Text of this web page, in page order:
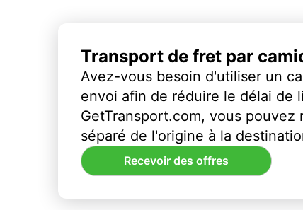
Transport de fret par
Avez-vous besoin d'utiliser un
envoi afin de réduire le délai de
GetTransport.com, vous pouvez
séparé de l'origine à la
Recevoir des offres